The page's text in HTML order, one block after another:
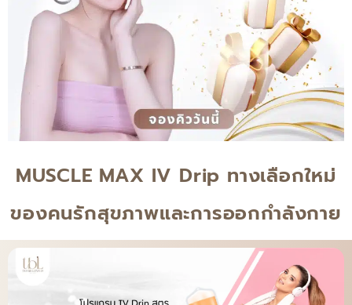
MUSCLE MAX IV Drip ทางเลือกใหม่
ของคนรักสุขภาพและการออกกำลังกาย